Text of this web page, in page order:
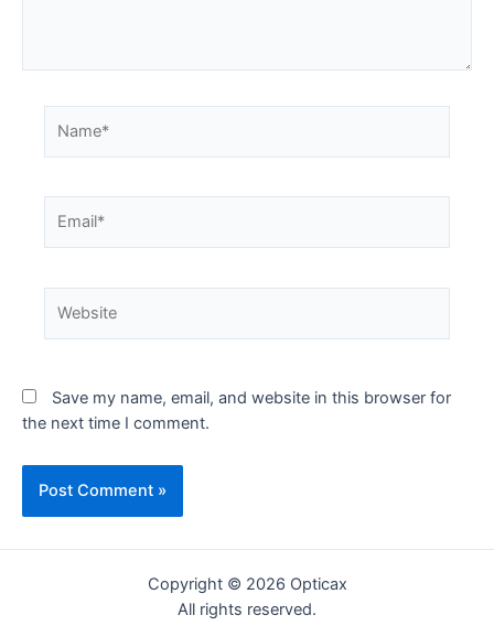
Save my name, email, and website in this browser for
the next time I comment.
Copyright © 2026 Opticax
All rights reserved.